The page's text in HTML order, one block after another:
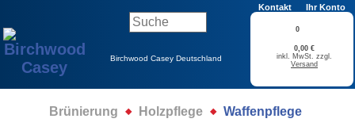
Kontakt Ihr Konto
Birchwood Casey Deutschland
0
0,00 €
inkl. MwSt. zzgl.
Versand
Brünierung Holzpflege Waffenpflege